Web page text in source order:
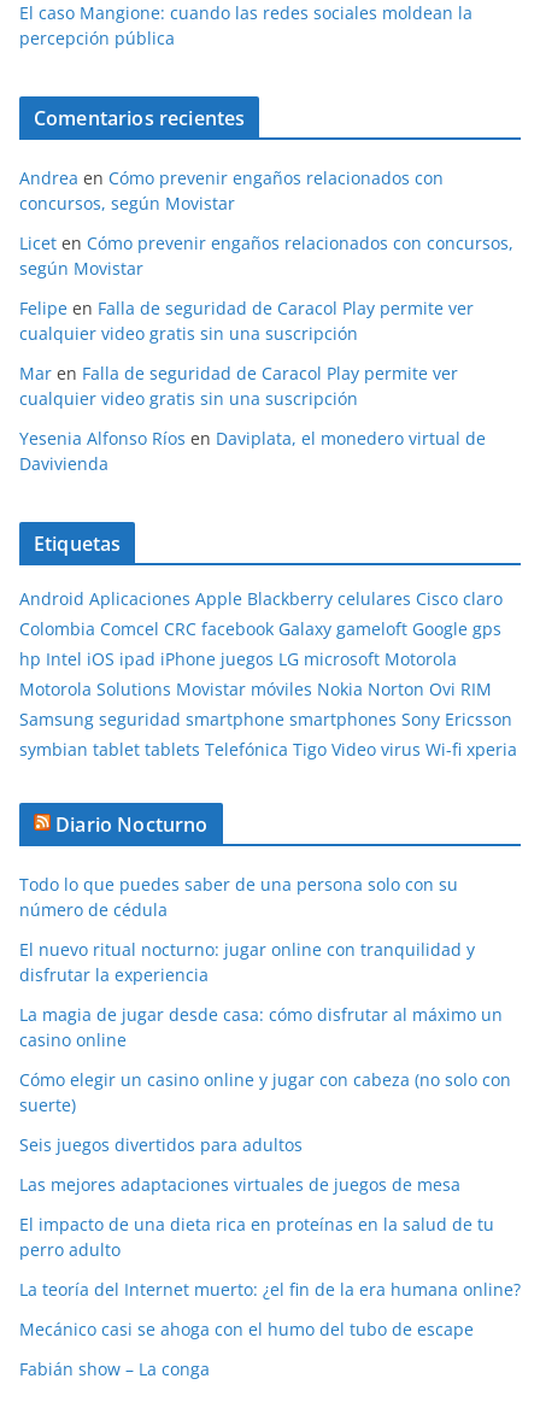
El caso Mangione: cuando las redes sociales moldean la
percepción pública
Comentarios recientes
Andrea en Cómo prevenir engaños relacionados con
concursos, según Movistar
Licet en Cómo prevenir engaños relacionados con concursos,
según Movistar
Felipe en Falla de seguridad de Caracol Play permite ver
cualquier video gratis sin una suscripción
Mar en Falla de seguridad de Caracol Play permite ver
cualquier video gratis sin una suscripción
Yesenia Alfonso Ríos en Daviplata, el monedero virtual de
Davivienda
Etiquetas
Android Aplicaciones Apple Blackberry celulares Cisco claro
Colombia Comcel CRC facebook Galaxy gameloft Google gps
hp Intel iOS ipad iPhone juegos LG microsoft Motorola
Motorola Solutions Movistar móviles Nokia Norton Ovi RIM
Samsung seguridad smartphone smartphones Sony Ericsson
symbian tablet tablets Telefónica Tigo Video virus Wi-fi xperia
Diario Nocturno
Todo lo que puedes saber de una persona solo con su
número de cédula
El nuevo ritual nocturno: jugar online con tranquilidad y
disfrutar la experiencia
La magia de jugar desde casa: cómo disfrutar al máximo un
casino online
Cómo elegir un casino online y jugar con cabeza (no solo con
suerte)
Seis juegos divertidos para adultos
Las mejores adaptaciones virtuales de juegos de mesa
El impacto de una dieta rica en proteínas en la salud de tu
perro adulto
La teoría del Internet muerto: ¿el fin de la era humana online?
Mecánico casi se ahoga con el humo del tubo de escape
Fabián show – La conga